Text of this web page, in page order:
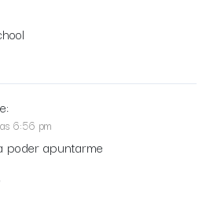
6:56 pm
poder apuntarme